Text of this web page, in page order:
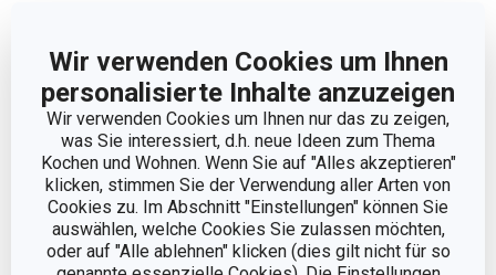
Wir verwenden Cookies um Ihnen
personalisierte Inhalte anzuzeigen
Wir verwenden Cookies um Ihnen nur das zu zeigen,
was Sie interessiert, d.h. neue Ideen zum Thema
Kochen und Wohnen. Wenn Sie auf "Alles akzeptieren"
klicken, stimmen Sie der Verwendung aller Arten von
Cookies zu. Im Abschnitt "Einstellungen" können Sie
auswählen, welche Cookies Sie zulassen möchten,
oder auf "Alle ablehnen" klicken (dies gilt nicht für so
PRODUKTLINIE HOME PROFI
FARBE Edelstahlfarben
INDUKTION